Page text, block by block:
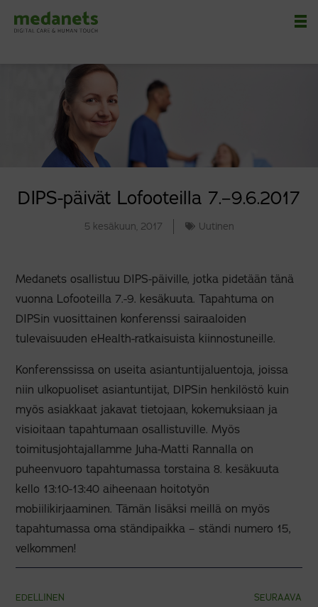
DIPS-päivät Lofooteilla 7.–9.6.2017
5 kesäkuun, 2017 Uutinen
Medanets osallistuu DIPS-päiville, jotka pidetään tänä
vuonna Lofooteilla 7.-9. kesäkuuta. Tapahtuma on
DIPSin vuosittainen konferenssi sairaaloiden
tulevaisuuden eHealth-ratkaisuista kiinnostuneille.
Konferenssissa on useita asiantuntijaluentoja, joissa
niin ulkopuoliset asiantuntijat, DIPSin henkilöstö kuin
myös asiakkaat jakavat tietojaan, kokemuksiaan ja
visioitaan tapahtumaan osallistuville. Myös
toimitusjohtajallamme Juha-Matti Rannalla on
puheenvuoro tapahtumassa torstaina 8. kesäkuuta
kello 13:10-13:40 aiheenaan hoitotyön
mobiilikirjaaminen. Tämän lisäksi meillä on myös
tapahtumassa oma ständipaikka – ständi numero 15,
velkommen!
EDELLINEN SEURAAVA